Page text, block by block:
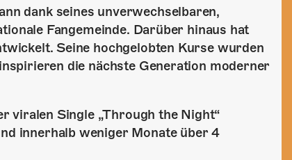
dank seines unverwechselbaren,
Fangemeinde. Darüber hinaus hat
Seine hochgelobten Kurse wurden
die nächste Generation moderner
viralen Single „Through the Night“
innerhalb weniger Monate über 4